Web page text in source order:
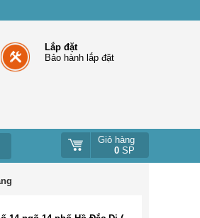
Lắp đặt
Bảo hành lắp đặt
Giỏ hàng
0 SP